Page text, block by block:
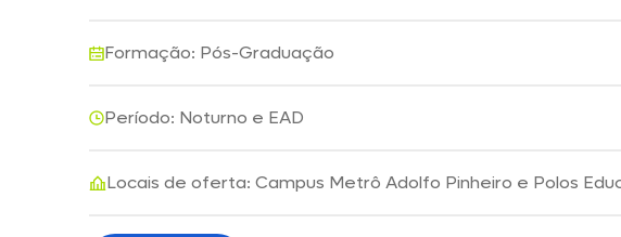
Formação: Pós-Graduação
Período: Noturno e EAD
Locais de oferta: Campus Metrô Adolfo Pinheiro e Polos